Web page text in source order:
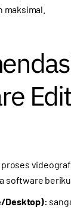
software
Desktop):